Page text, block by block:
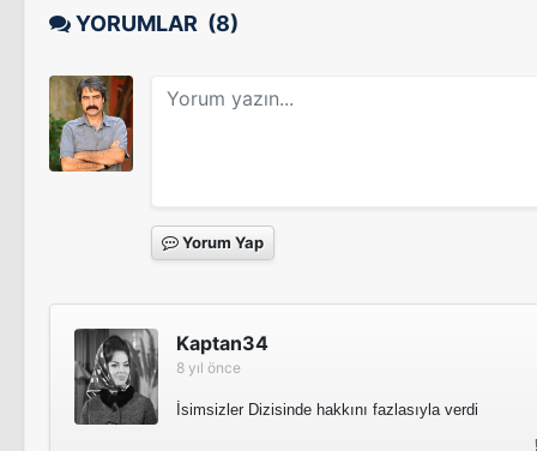
YORUMLAR (8)
Yorum Yap
Kaptan34
8 yıl önce
İsimsizler Dizisinde hakkını fazlasıyla verdi